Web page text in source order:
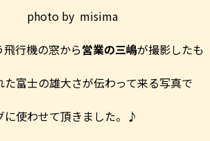
by misima
行機の窓から営業の三嶋が撮影したも
富士の雄大さが伝わって来る写真で
に使わせて頂きました。♪